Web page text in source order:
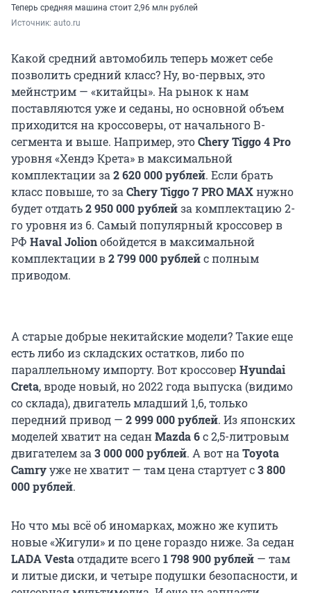
Теперь средняя машина стоит 2,96 млн рублей
Источник: auto.ru
Какой средний автомобиль теперь может себе
позволить средний класс? Ну, во-первых, это
мейнстрим — «китайцы». На рынок к нам
поставляются уже и седаны, но основной объем
приходится на кроссоверы, от начального В-
сегмента и выше. Например, этоChery Tiggo 4 Pro
уровня «Хендэ Крета» в максимальной
комплектации за 2 620 000 рублей. Если брать
класс повыше, то за Chery Tiggo 7 PRO MAXнужно
будет отдать2 950 000 рублейза комплектацию 2-
го уровня из 6. Самый популярный кроссовер в
РФ Haval Jolionобойдется в максимальной
комплектации в2 799 000 рублейс полным
приводом.
А старые добрые некитайские модели? Такие еще
есть либо из складских остатков, либо по
параллельному импорту. Вот кроссовер Hyundai
Creta, вроде новый, но 2022 года выпуска (видимо
со склада), двигатель младший 1,6, только
передний привод — 2 999 000 рублей. Из японских
моделей хватит на седанMazda 6с 2,5-литровым
двигателем за 3 000 000 рублей. А вот на Toyota
Camryуже не хватит — там цена стартует с3 800
000 рублей.
Но что мы всё об иномарках, можно же купить
новые «Жигули» и по цене гораздо ниже. За седан
LADA Vestaотдадите всего1 798 900 рублей — там
и литые диски, и четыре подушки безопасности, и